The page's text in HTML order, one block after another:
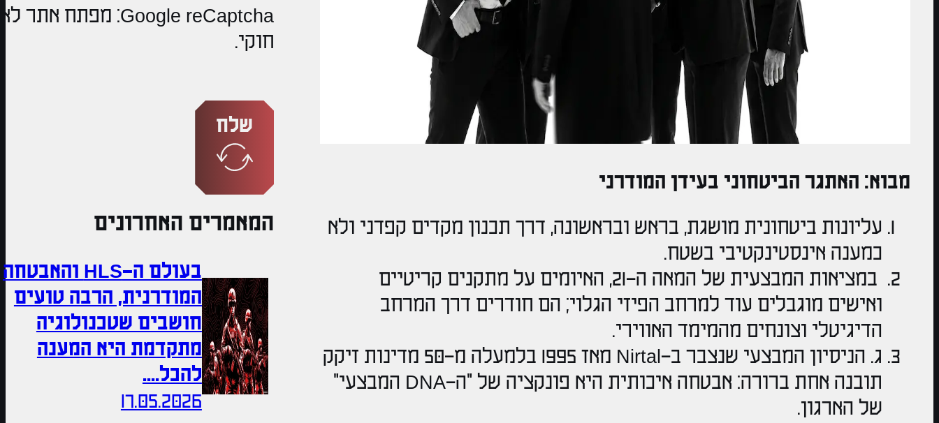
מבוא: האתגר הביטחוני בעידן המודרני
עליונות ביטחונית מושגת, בראש ובראשונה, דרך תכנון מקדים קפדני ולא
כמענה אינסטינקטיבי בשטח.
במציאות המבצעית של המאה ה-21, האיומים על מתקנים קריטיים
ואישים מוגבלים עוד למרחב הפיזי הגלוי; הם חודרים דרך המרחב
הדיגיטלי וצונחים מהמימד האווירי.
ג. הניסיון המבצעי שנצבר ב-Nirtal מאז 1995 בלמעלה מ-50 מדינות זיקק
תובנה אחת ברורה: אבטחה איכותית היא פונקציה של "ה-DNA המבצעי"
של הארגון.
Google reCaptcha: מפתח אתר לא
חוקי.
שלח
המאמרים האחרונים
בעולם ה-HLS והאבטחה
המודרנית, הרבה טועים
חושבים שטכנולוגיה
מתקדמת היא המענה
להכל....
17.05.2026